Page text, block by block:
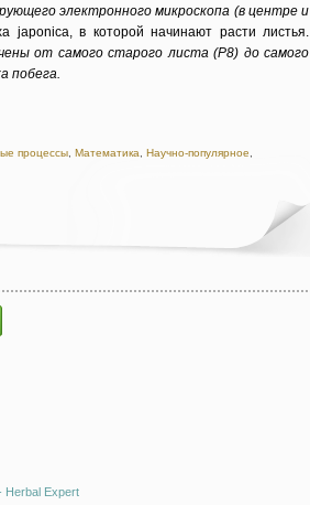
электронного микроскопа (в центре и
japonica, в которой начинают расти листья.
от самого старого листа (P8) до самого
побега.
процессы Математика Научно-популярное
Herbal Expert